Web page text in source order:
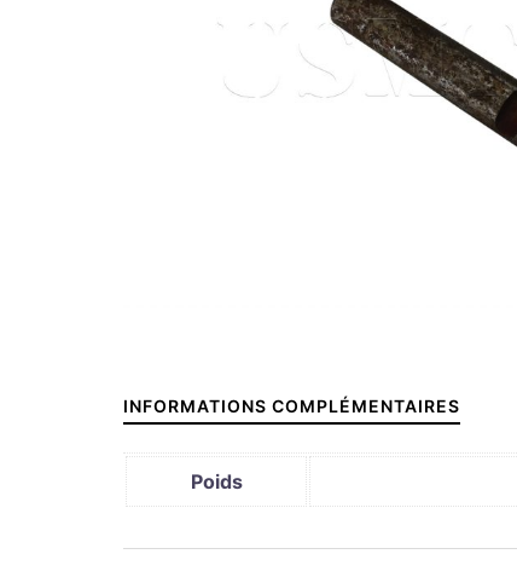
INFORMATIONS COMPLÉMENTAIRES
Poids